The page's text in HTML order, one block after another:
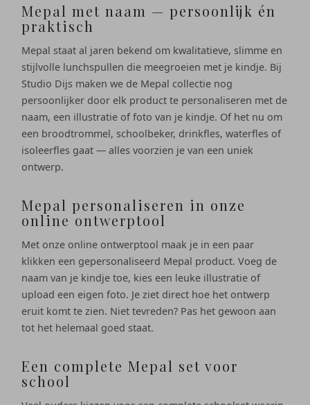
Mepal met naam — persoonlijk én
praktisch
Mepal staat al jaren bekend om kwalitatieve, slimme en
stijlvolle lunchspullen die meegroeien met je kindje. Bij
Studio Dijs maken we de Mepal collectie nog
persoonlijker door elk product te personaliseren met de
naam, een illustratie of foto van je kindje. Of het nu om
een broodtrommel, schoolbeker, drinkfles, waterfles of
isoleerfles gaat — alles voorzien je van een uniek
ontwerp.
Mepal personaliseren in onze
online ontwerptool
Met onze online ontwerptool maak je in een paar
klikken een gepersonaliseerd Mepal product. Voeg de
naam van je kindje toe, kies een leuke illustratie of
upload een eigen foto. Je ziet direct hoe het ontwerp
eruit komt te zien. Niet tevreden? Pas het gewoon aan
tot het helemaal goed staat.
Een complete Mepal set voor
school